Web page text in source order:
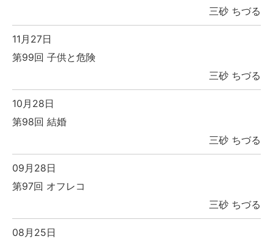
三砂 ちづる
11月27日
第99回 子供と危険
三砂 ちづる
10月28日
第98回 結婚
三砂 ちづる
09月28日
第97回 オフレコ
三砂 ちづる
08月25日